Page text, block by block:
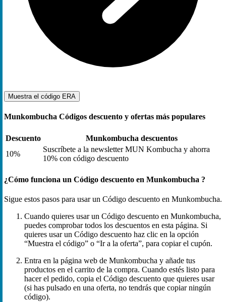
Muestra el código ERA
Munkombucha Códigos descuento y ofertas más populares
Descuento
Munkombucha descuentos
10%
Suscríbete a la newsletter MUN Kombucha y ahorra
10% con código descuento
¿Cómo funciona un Código descuento en Munkombucha ?
Sigue estos pasos para usar un Código descuento en Munkombucha.
Cuando quieres usar un Código descuento en Munkombucha,
puedes comprobar todos los descuentos en esta página. Si
quieres usar un Código descuento haz clic en la opción
“Muestra el código” o “Ir a la oferta”, para copiar el cupón.
Entra en la página web de Munkombucha y añade tus
productos en el carrito de la compra. Cuando estés listo para
hacer el pedido, copia el Código descuento que quieres usar
(si has pulsado en una oferta, no tendrás que copiar ningún
código).